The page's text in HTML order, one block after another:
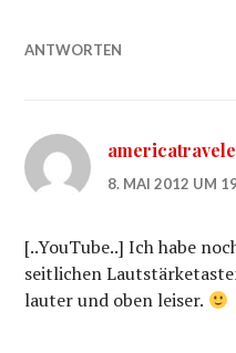
ANTWORTEN
8. MAI 2012 UM
[..YouTube..] Ich habe
seitlichen
lauter und oben leiser.